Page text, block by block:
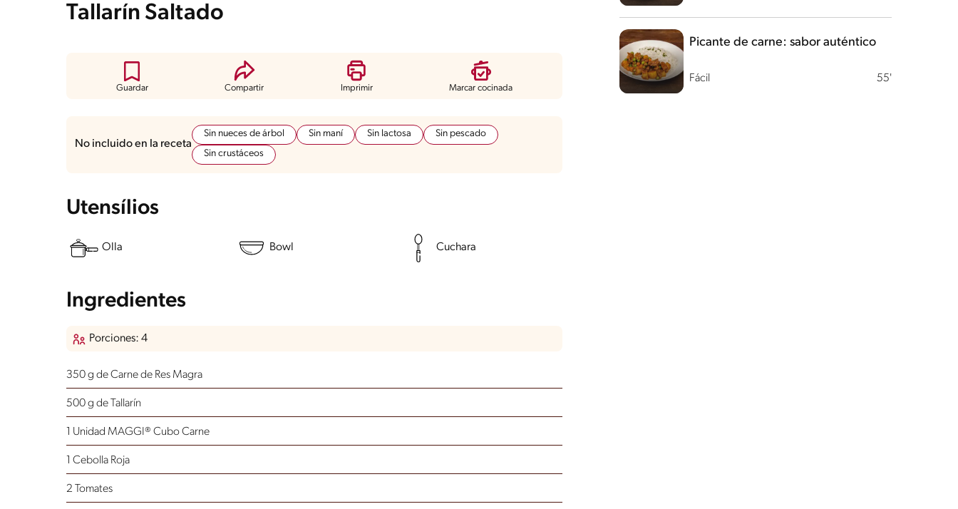
Tallarín Saltado
Guardar Compartir Imprimir Marcar cocinada
No incluido en la receta
Sin nueces de árbol Sin maní Sin lactosa
Sin pescado
Sin crustáceos
Utensílios
Olla Bowl Cuchara
Ingredientes
Porciones: 4
350 g de Carne de Res Magra
500 g de Tallarín
1 Unidad MAGGI® Cubo Carne
1 Cebolla Roja
2 Tomates
Fácil 55'
Picante de carne: sabor auténtico